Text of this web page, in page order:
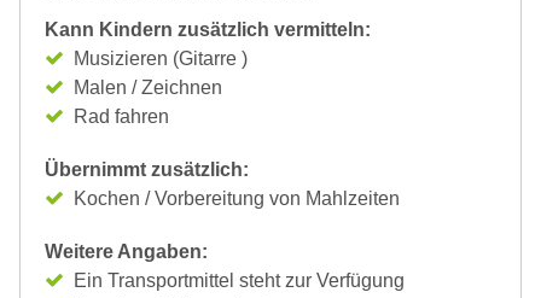
Kann Kindern zusätzlich vermitteln:
Musizieren (Gitarre )
Malen / Zeichnen
Rad fahren
Übernimmt zusätzlich:
Kochen / Vorbereitung von Mahlzeiten
Weitere Angaben:
Ein Transportmittel steht zur Verfügung